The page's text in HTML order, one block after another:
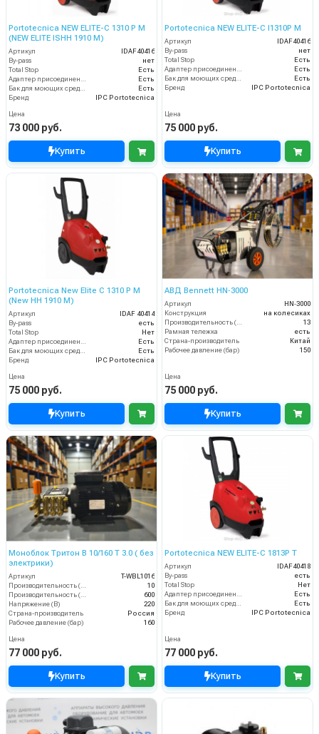
Portotecnica NEW ELITE-C 1310 P M
(NEW ELITE ISHH 1910 M)
Артикул
IDAF40416
By-pass
нет
Total Stop
Есть
Адаптер присоединения к шлангу
Есть
Бак для моющих средств
Есть
Бренд
IPC Portotecnica
Цена
73 000 руб.
Купить
Portotecnica NEW ELITE-C I1310P M
Артикул
IDAF40416
By-pass
нет
Total Stop
Есть
Адаптер присоединения к шлангу
Есть
Бак для моющих средств
Есть
Бренд
IPC Portotecnica
Цена
75 000 руб.
Купить
Portotecnica New Elite C 1310 P M
(New HH 1910 M)
Артикул
IDAF 40414
By-pass
есть
Total Stop
Нет
Есть
Есть
Бренд
IPC Portotecnica
Цена
75 000 руб.
Купить
АВД Bennett HN‑3000
Артикул
HN‑3000
Конструкция
на колесиках
13
Рамная тележка
есть
Страна-производитель
Китай
Рабочее давление (бар)
150
Цена
75 000 руб.
Купить
Моноблок Тритон B 10/160 T 3.0 ( без
электрики)
Артикул
T-WBL1016
10
600
Напряжение (В)
220
Страна-производитель
Россия
Рабочее давление (бар)
160
Цена
77 000 руб.
Купить
Portotecnica NEW ELITE-C 1813P T
Артикул
IDAF40418
By-pass
есть
Total Stop
Нет
Есть
Есть
Бренд
IPC Portotecnica
Цена
77 000 руб.
Купить